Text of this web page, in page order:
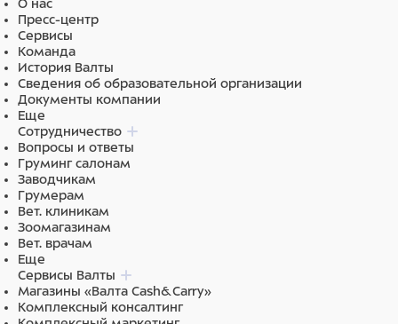
О нас
Пресс-центр
Сервисы
Команда
История Валты
Сведения об образовательной организации
Документы компании
Еще
Сотрудничество
Вопросы и ответы
Груминг салонам
Заводчикам
Грумерам
Вет. клиникам
Зоомагазинам
Вет. врачам
Еще
Сервисы Валты
Магазины «Валта Cash&Carry»
Комплексный консалтинг